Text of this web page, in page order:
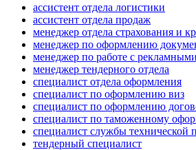
ассистент отдела логистики
ассистент отдела продаж
менеджер отдела страхования и
менеджер по оформлению
менеджер по работе с
менеджер тендерного отдела
специалист отдела оформления
специалист по оформлению виз
специалист по оформлению
специалист по таможенному
специалист службы технической
тендерный специалист